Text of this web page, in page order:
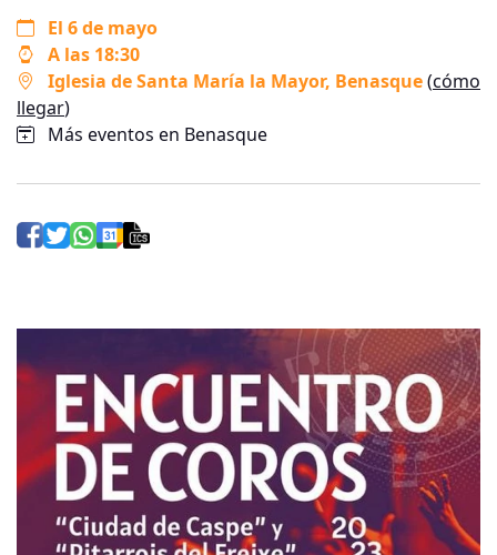
El 6 de mayo
A las 18:30
Iglesia de Santa María la Mayor, Benasque(cómo
llegar)
Más eventos en Benasque